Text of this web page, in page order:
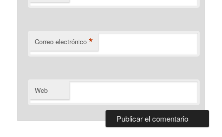
Correo electrónico *
Web